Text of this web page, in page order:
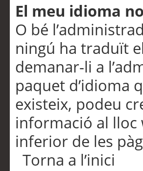
El meu idioma
O bé
ningú ha traduït
demanar-li a
paquet d’idioma
existeix, podeu
informació al lloc
inferior de les
Torna a l’inici